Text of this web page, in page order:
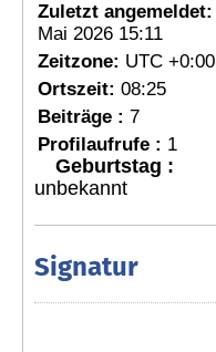
Zuletzt angemeldet:
Mai 2026 15:11
Zeitzone: UTC +0:00
Ortszeit: 08:25
Beiträge : 7
Profilaufrufe : 1
Geburtstag :
unbekannt
Signatur